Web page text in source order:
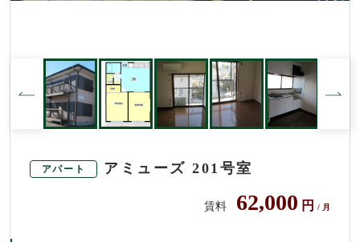
アパート アミューズ 201号室
賃料 62,000 円 / 月